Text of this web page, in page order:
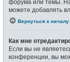
форума или темы.
можете добавлять
Вернуться к началу
Как мне
Если вы не
конференции, вы